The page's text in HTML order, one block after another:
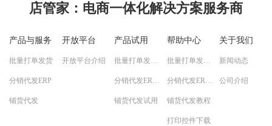
店管家 ：电商一体化解决方案服务商
产品与服务
批量打单发货
分销代发ERP
铺货代发
开放平台
开放平台介绍
产品试用
批量打单发货试用
分销代发ERP试用
铺货代发试用
帮助中心
批量打单发货教程
分销代发ERP教程
铺货代发教程
打印控件下载
关于我们
新闻动态
公司介绍